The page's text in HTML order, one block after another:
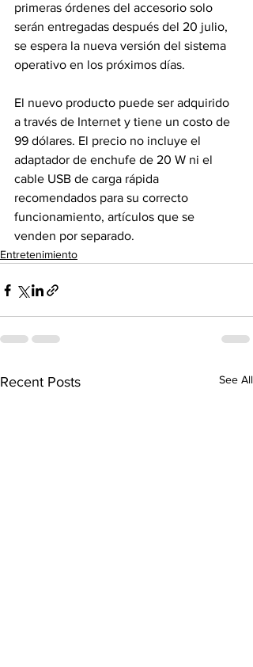
primeras órdenes del accesorio solo
serán entregadas después del 20 julio,
se espera la nueva versión del sistema
operativo en los próximos días.
El nuevo producto puede ser adquirido
a través de Internet y tiene un costo de
99 dólares. El precio no incluye el
adaptador de enchufe de 20 W ni el
cable USB de carga rápida
recomendados para su correcto
funcionamiento, artículos que se
venden por separado.
Entretenimiento
Recent Posts See All